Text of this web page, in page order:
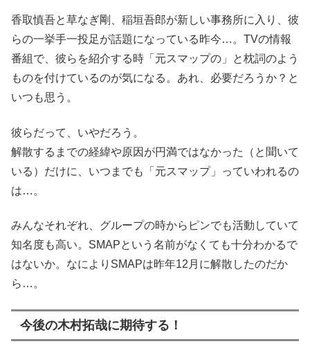
香取慎吾と草なぎ剛、稲垣吾郎が新しい事務所に入り、彼
らの一挙手一投足が話題になっている昨今…。TVの情報
番組で、彼らを紹介する時「元スマップの」と枕詞のよう
ものを付けているのが気になる。あれ、必要だろうか？と
いつも思う。
彼らだって、いやだろう。
解散するまでの経緯や原因が円満ではなかった（と聞いて
いる）だけに、いつまでも「元スマップ」っていわれるの
は…。
みんなそれぞれ、グループの時からピンでも活動していて
知名度も高い。SMAPという名前がなくても十分わかるで
はないか。なによりSMAPは昨年12月に解散したのだか
ら…。
今後の木村拓哉に期待する！